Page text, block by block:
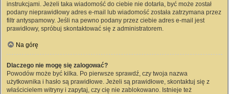
instrukcjami. Jeżeli taka wiadomość do ciebie nie dotarła, być może został
podany nieprawidłowy adres e-mail lub wiadomość została zatrzymana przez
filtr antyspamowy. Jeśli na pewno podany przez ciebie adres e-mail jest
prawidłowy, spróbuj skontaktować się z administratorem.
Na górę
Dlaczego nie mogę się zalogować?
Powodów może być kilka. Po pierwsze sprawdź, czy twoja nazwa
użytkownika i hasło są prawidłowe. Jeżeli są prawidłowe, skontaktuj się z
właścicielem witryny i zapytaj, czy cię nie zablokowano. Istnieje też